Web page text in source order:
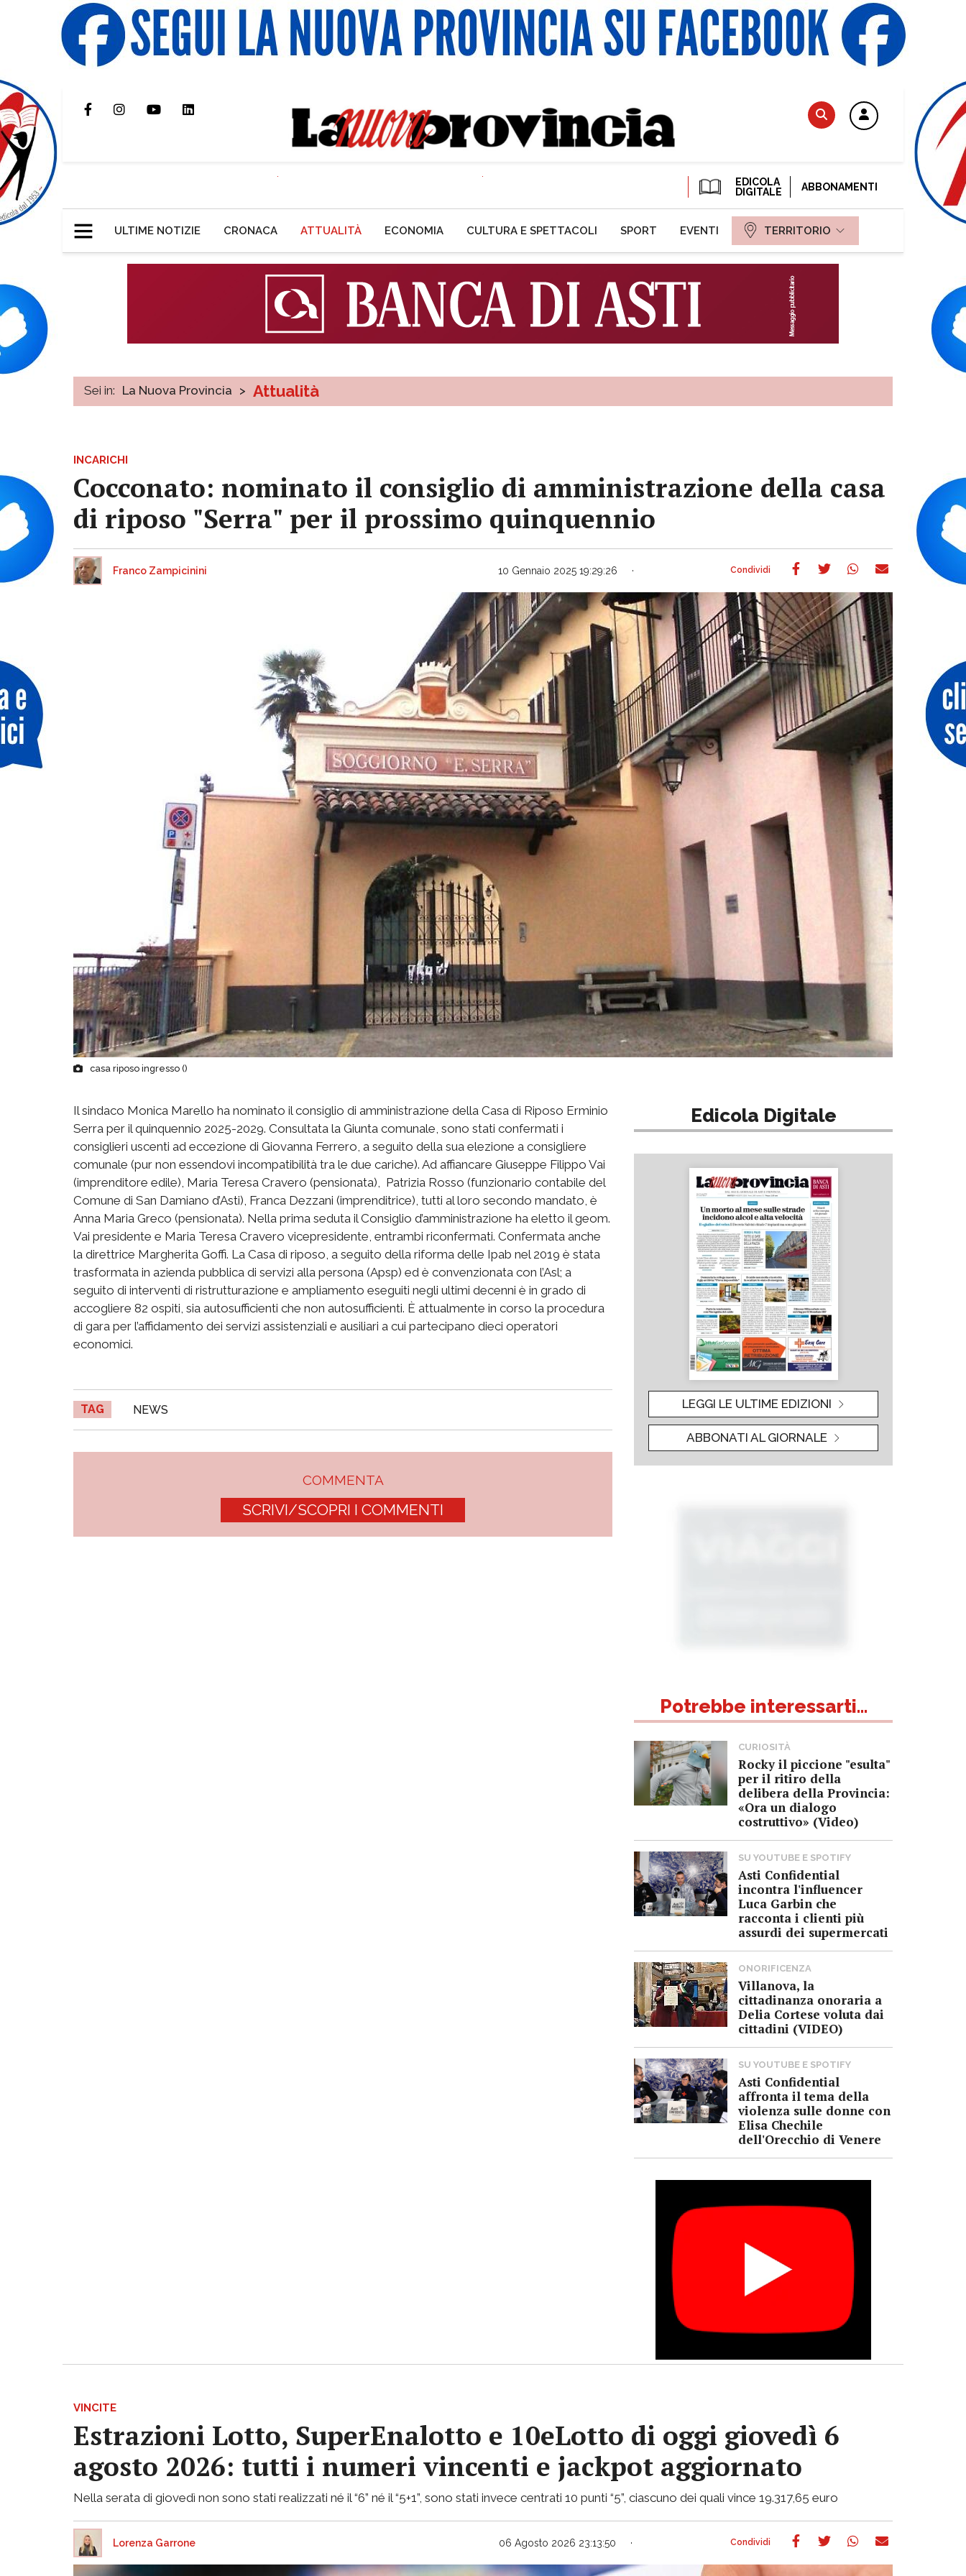
EDICOLA
DIGITALE
ABBONAMENTI
ULTIME NOTIZIE CRONACA ATTUALITÀ ECONOMIA CULTURA E SPETTACOLI SPORT EVENTI TERRITORIO
Sei in: La Nuova Provincia > Attualità
INCARICHI
Cocconato: nominato il consiglio di amministrazione della casa
di riposo "Serra" per il prossimo quinquennio
Franco Zampicinini 10 Gennaio 2025 19:29:26
casa riposo ingresso ()
Il sindaco Monica Marello ha nominato il consiglio di amministrazione della Casa di Riposo Erminio
Serra per il quinquennio 2025-2029. Consultata la Giunta comunale, sono stati confermati i
consiglieri uscenti ad eccezione di Giovanna Ferrero, a seguito della sua elezione a consigliere
comunale (pur non essendovi incompatibilità tra le due cariche). Ad affiancare Giuseppe Filippo Vai
(imprenditore edile), Maria Teresa Cravero (pensionata), Patrizia Rosso (funzionario contabile del
Comune di San Damiano d’Asti), Franca Dezzani (imprenditrice), tutti al loro secondo mandato, è
Anna Maria Greco (pensionata). Nella prima seduta il Consiglio d’amministrazione ha eletto il geom.
Vai presidente e Maria Teresa Cravero vicepresidente, entrambi riconfermati. Confermata anche
la direttrice Margherita Goffi. La Casa di riposo, a seguito della riforma delle Ipab nel 2019 è stata
trasformata in azienda pubblica di servizi alla persona (Apsp) ed è convenzionata con l’Asl; a
seguito di interventi di ristrutturazione e ampliamento eseguiti negli ultimi decenni è in grado di
accogliere 82 ospiti, sia autosufficienti che non autosufficienti. È attualmente in corso la procedura
di gara per l’affidamento dei servizi assistenziali e ausiliari a cui partecipano dieci operatori
economici.
TAG NEWS
COMMENTA
SCRIVI/SCOPRI I COMMENTI
Edicola Digitale
LEGGI LE ULTIME EDIZIONI
ABBONATI AL GIORNALE
Potrebbe interessarti...
CURIOSITÀ
Rocky il piccione "esulta"
per il ritiro della
delibera della Provincia:
«Ora un dialogo
costruttivo» (Video)
SU YOUTUBE E SPOTIFY
Asti Confidential
incontra l'influencer
Luca Garbin che
racconta i clienti più
assurdi dei supermercati
ONORIFICENZA
Villanova, la
cittadinanza onoraria a
Delia Cortese voluta dai
cittadini (VIDEO)
SU YOUTUBE E SPOTIFY
Asti Confidential
affronta il tema della
violenza sulle donne con
Elisa Chechile
dell'Orecchio di Venere
VINCITE
Estrazioni Lotto, SuperEnalotto e 10eLotto di oggi giovedì 6
agosto 2026: tutti i numeri vincenti e jackpot aggiornato
Nella serata di giovedì non sono stati realizzati né il “6” né il “5+1”, sono stati invece centrati 10 punti “5”, ciascuno dei quali vince 19.317,65 euro
Lorenza Garrone 06 Agosto 2026 23:13:50